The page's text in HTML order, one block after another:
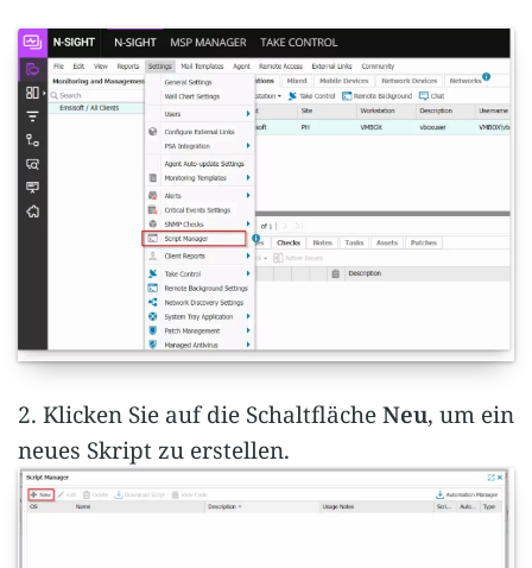
2. Klicken Sie auf die SchaltflächeNeu, um ein
neues Skript zu erstellen.